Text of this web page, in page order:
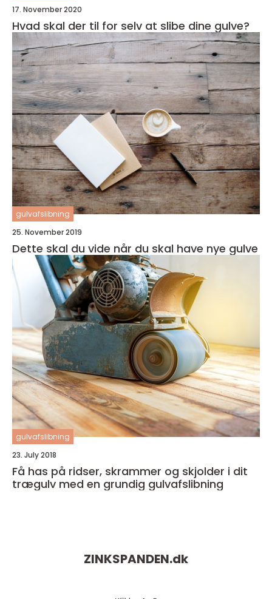
17. November 2020
Hvad skal der til for selv at slibe dine gulve?
gulvafslibning
25. November 2019
Dette skal du vide når du skal have nye gulve
gulvafslibning
23. July 2018
Få has på ridser, skrammer og skjolder i dit
trægulv med en grundig gulvafslibning
ZINKSPANDEN.dk